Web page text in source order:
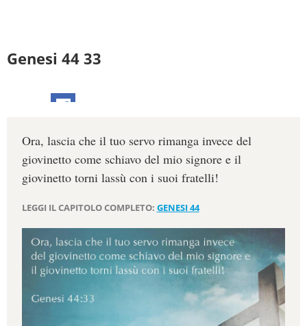
Genesi 44 33
Ora, lascia che il tuo servo rimanga invece del
giovinetto come schiavo del mio signore e il
giovinetto torni lassù con i suoi fratelli!
LEGGI IL CAPITOLO COMPLETO: GENESI 44